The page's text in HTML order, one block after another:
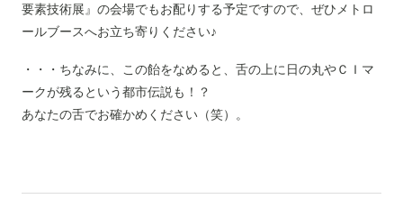
要素技術展』の会場でもお配りする予定ですので、ぜひメトロ
ールブースへお立ち寄りください♪
・・・ちなみに、この飴をなめると、舌の上に日の丸やＣＩマ
ークが残るという都市伝説も！？
あなたの舌でお確かめください（笑）。